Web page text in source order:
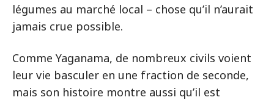
légumes au marché local – chose qu’il n’aurait
jamais crue possible.
Comme Yaganama, de nombreux civils voient
leur vie basculer en une fraction de seconde,
mais son histoire montre aussi qu’il est